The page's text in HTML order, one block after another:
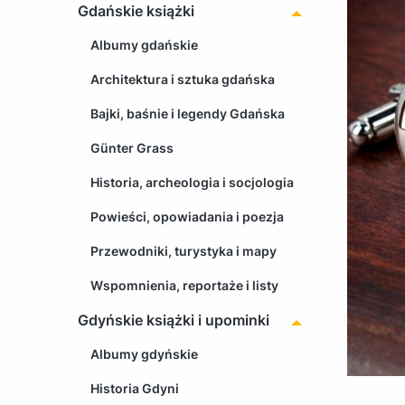
Gdańskie książki
Albumy gdańskie
Architektura i sztuka gdańska
Bajki, baśnie i legendy Gdańska
Günter Grass
Historia, archeologia i socjologia
Powieści, opowiadania i poezja
Przewodniki, turystyka i mapy
Wspomnienia, reportaże i listy
Gdyńskie książki i upominki
Albumy gdyńskie
Historia Gdyni